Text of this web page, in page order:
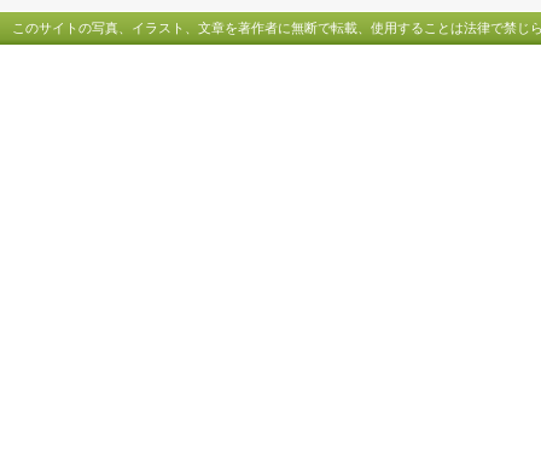
このサイトの写真、イラスト、文章を著作者に無断で転載、使用することは法律で禁じ